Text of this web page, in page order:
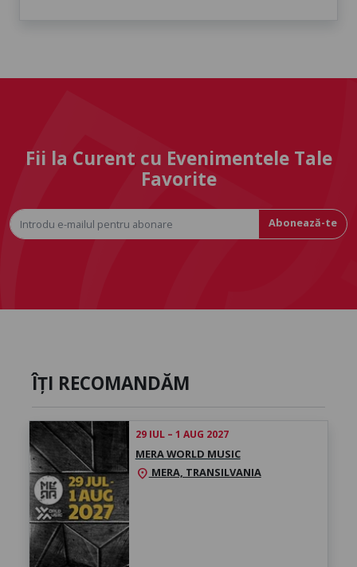
Fii la Curent cu Evenimentele Tale
Favorite
Abonează-te
ÎȚI RECOMANDĂM
29 IUL – 1 AUG 2027
MERA WORLD MUSIC
location_on MERA, TRANSILVANIA